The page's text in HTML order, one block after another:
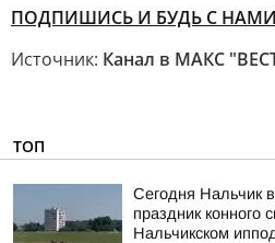
ПОДПИШИСЬ И БУДЬ С НАМИ
Источник: Канал в МАКС
ТОП
Сегодня Нальчик
праздник конного
Нальчикском